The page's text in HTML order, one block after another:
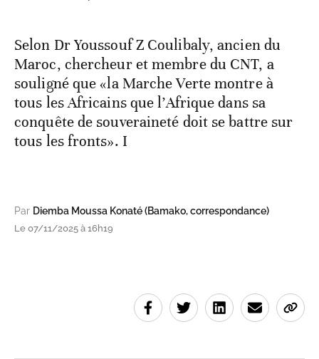
Selon Dr Youssouf Z Coulibaly, ancien du
Maroc, chercheur et membre du CNT, a
souligné que «la Marche Verte montre à
tous les Africains que l’Afrique dans sa
conquête de souveraineté doit se battre sur
tous les fronts». I
Par Diemba Moussa Konaté (Bamako, correspondance)
Le 07/11/2025 à 16h19